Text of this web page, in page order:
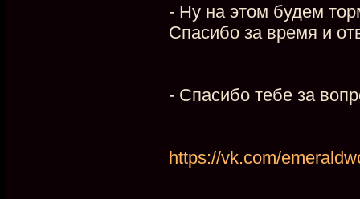
- Ну на этом будем
Спасибо за время и
- Спасибо тебе за
https://vk.com/